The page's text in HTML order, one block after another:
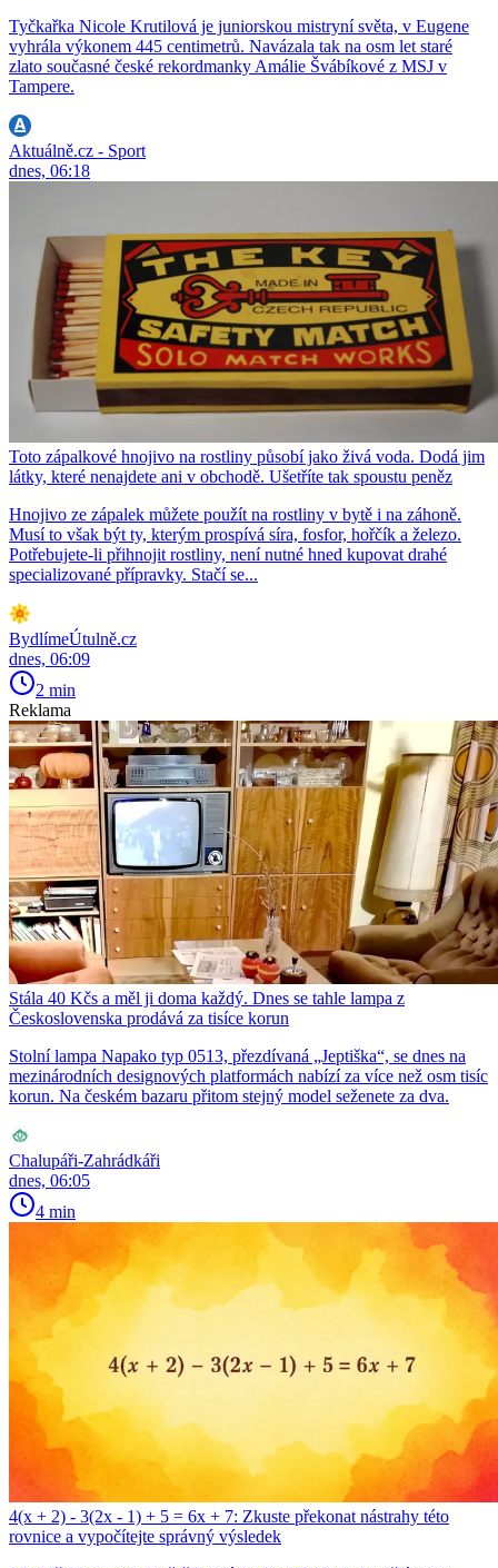
Tyčkařka Nicole Krutilová je juniorskou mistryní světa, v Eugene
vyhrála výkonem 445 centimetrů. Navázala tak na osm let staré
zlato současné české rekordmanky Amálie Švábíkové z MSJ v
Tampere.
Aktuálně.cz - Sport
dnes, 06:18
Toto zápalkové hnojivo na rostliny působí jako živá voda. Dodá jim
látky, které nenajdete ani v obchodě. Ušetříte tak spoustu peněz
Hnojivo ze zápalek můžete použít na rostliny v bytě i na záhoně.
Musí to však být ty, kterým prospívá síra, fosfor, hořčík a železo.
Potřebujete-li přihnojit rostliny, není nutné hned kupovat drahé
specializované přípravky. Stačí se...
BydlímeÚtulně.cz
dnes, 06:09
2 min
Reklama
Stála 40 Kčs a měl ji doma každý. Dnes se tahle lampa z
Československa prodává za tisíce korun
Stolní lampa Napako typ 0513, přezdívaná „Jeptiška“, se dnes na
mezinárodních designových platformách nabízí za více než osm tisíc
korun. Na českém bazaru přitom stejný model seženete za dva.
Chalupáři-Zahrádkáři
dnes, 06:05
4 min
4(x + 2) - 3(2x - 1) + 5 = 6x + 7: Zkuste překonat nástrahy této
rovnice a vypočítejte správný výsledek